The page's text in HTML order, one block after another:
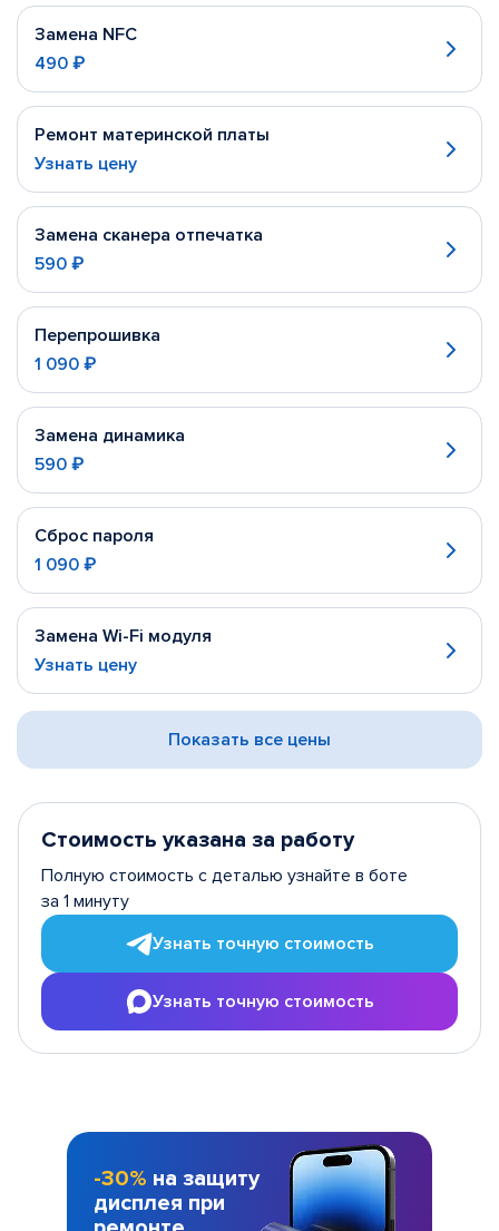
Замена NFC
490 ₽
Ремонт материнской платы
Узнать цену
Замена сканера отпечатка
590 ₽
Перепрошивка
1 090 ₽
Замена динамика
590 ₽
Сброс пароля
1 090 ₽
Замена Wi-Fi модуля
Узнать цену
Показать все цены
Стоимость указана за работу
Полную стоимость с деталью узнайте в боте
за 1 минуту
Узнать точную стоимость
Узнать точную стоимость
-30% на защиту
дисплея при